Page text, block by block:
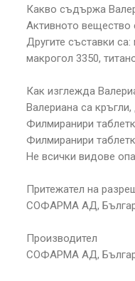
Какво съдържа
Активното вещество
Другите съставки
макрогол 3350,
Как изглежда
Валериана са
Филмиранири
Филмиранири
Не всички видове
Притежател на
СОФАРМА АД,
Производител
СОФАРМА АД,